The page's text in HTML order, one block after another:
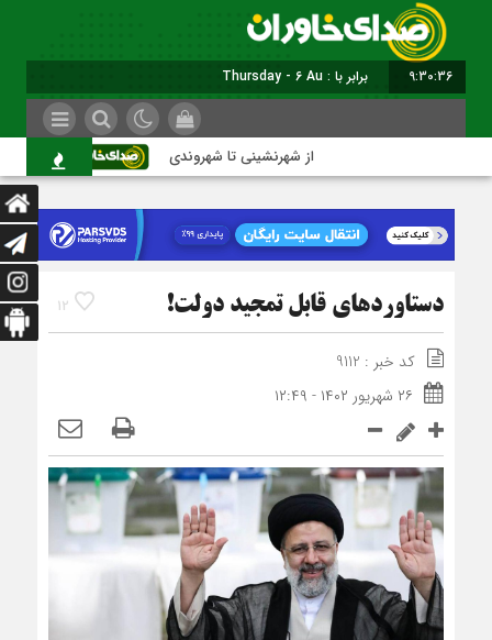
9:30:37 برابر با : Thursday - 6 August - 2026
از شهرنشینی تا شهروندی اصناف در
12 دستاوردهای قابل ‌تمجید دولت!
کد خبر : 9112
۲۶ شهریور ۱۴۰۲ - ۱۲:۴۹